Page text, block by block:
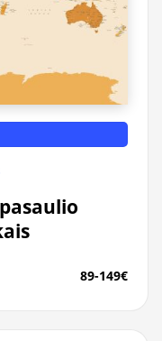
89-149€